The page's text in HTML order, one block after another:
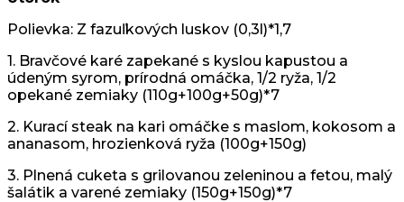
Polievka: Z fazuľkových luskov (0,3l)*1,7
1. Bravčové karé zapekané s kyslou kapustou a
údeným syrom, prírodná omáčka, 1/2 ryža, 1/2
opekané zemiaky (110g+100g+50g)*7
2. Kurací steak na kari omáčke s maslom, kokosom a
ananasom, hrozienková ryža (100g+150g)
3. Plnená cuketa s grilovanou zeleninou a fetou, malý
šalátik a varené zemiaky (150g+150g)*7